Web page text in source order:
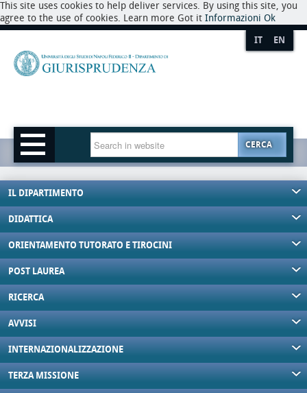
This site uses cookies to help deliver services. By using this site, you
agree to the use of cookies. Learn more Got it Informazioni Ok
IT EN
CERCA
IL DIPARTIMENTO
DIDATTICA
ORIENTAMENTO TUTORATO E TIROCINI
POST LAUREA
RICERCA
AVVISI
INTERNAZIONALIZZAZIONE
TERZA MISSIONE